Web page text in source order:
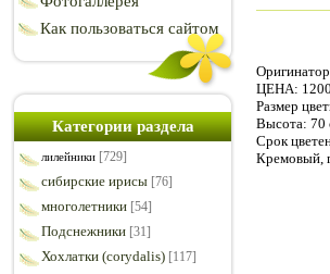
Как пользоваться сайтом
Категории раздела
лилейники [729]
сибирские ирисы [76]
многолетники [54]
Подснежники [31]
Хохлатки (corydalis) [117]
ЦЕНА:
Размер
Высота: 70
Срок
Кремовый,